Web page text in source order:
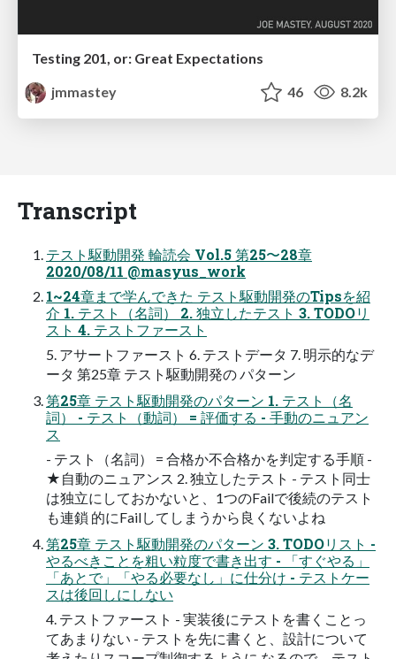
Testing 201, or: Great Expectations
jmmastey
46 8.2k
Transcript
テスト駆動開発 輪読会 Vol.5 第25〜28章
2020/08/11 @masyus_work
1~24章まで学んできた テスト駆動開発のTipsを紹
介 1. テスト（名詞） 2. 独立したテスト 3. TODOリ
スト 4. テストファースト
5. アサートファースト 6. テストデータ 7. 明示的なデ
ータ 第25章 テスト駆動開発の パターン
第25章 テスト駆動開発のパターン 1. テスト（名
詞） - テスト（動詞） = 評価する - 手動のニュアン
ス
- テスト（名詞） = 合格か不合格かを判定する手順 -
★自動のニュアンス 2. 独立したテスト - テスト同士
は独立にしておかないと、1つのFailで後続のテスト
も連鎖 的にFailしてしまうから良くないよね
第25章 テスト駆動開発のパターン 3. TODOリスト -
やるべきことを粗い粒度で書き出す - 「すぐやる」
「あとで」「やる必要なし」に仕分け - テストケー
スは後回しにしない
4. テストファースト - 実装後にテストを書くことっ
てあまりない - テストを先に書くと、設計について